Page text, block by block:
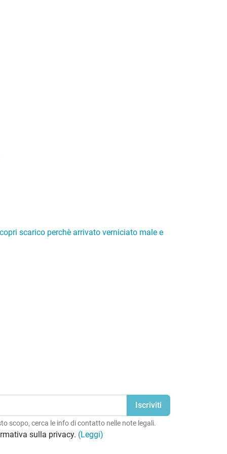
scarico perchè arrivato verniciato male e
scopo, cerca le info di contatto nelle note legali.
sulla privacy. (Leggi)